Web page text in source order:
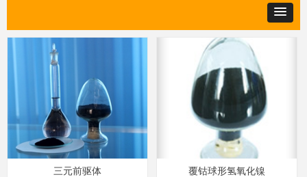
三元前驱体 覆钴球形氢氧化镍